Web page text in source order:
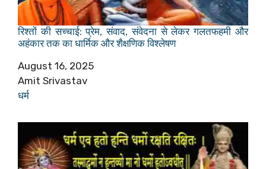
रिश्तों की सच्चाई: प्रेम, संवाद, संवेदना से लेकर गलतफहमी और
अहंकार तक का धार्मिक और शैक्षणिक विश्लेषण
Date
August 16, 2025
Author
Amit Srivastav
In relation to
धर्म